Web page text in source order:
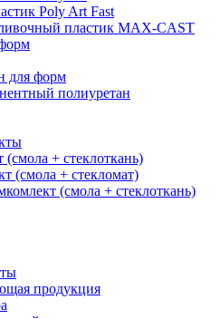
Poly Art Fast
пластик MAX-CAST
для форм
полиуретан
(смола + стеклоткань)
(смола + стекломат)
(смола + стеклоткань)
продукция